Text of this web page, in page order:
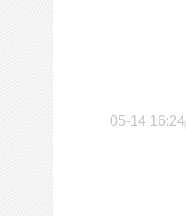
05-14 16:24